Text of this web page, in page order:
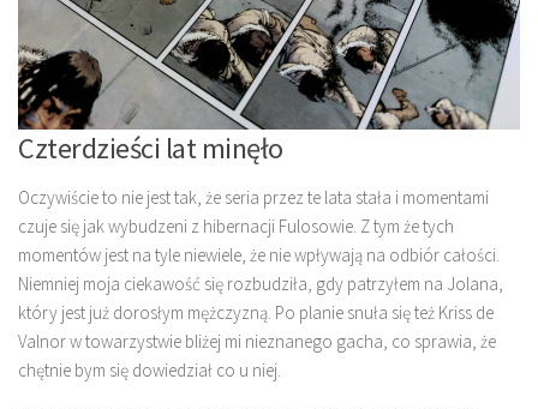
Czterdzieści lat minęło
Oczywiście to nie jest tak, że seria przez te lata stała i momentami
czuje się jak wybudzeni z hibernacji Fulosowie. Z tym że tych
momentów jest na tyle niewiele, że nie wpływają na odbiór całości.
Niemniej moja ciekawość się rozbudziła, gdy patrzyłem na Jolana,
który jest już dorosłym mężczyzną. Po planie snuła się też Kriss de
Valnor w towarzystwie bliżej mi nieznanego gacha, co sprawia, że
chętnie bym się dowiedział co u niej.